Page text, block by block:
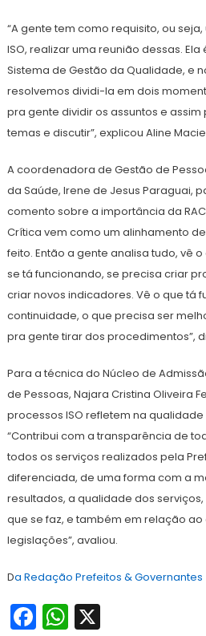
“A gente tem como requisito, ou
ISO, realizar uma reunião dessas.
Sistema de Gestão da Qualidade, e
resolvemos dividi-la em dois
pra gente dividir os assuntos e
temas e discutir”, explicou Aline
A coordenadora de Gestão de
da Saúde, Irene de Jesus Paraguai,
comento sobre a importância da
Crítica vem como um alinhamento
feito. Então a gente analisa tudo, vê
se tá funcionando, se precisa criar
criar novos indicadores. Vê o que tá
continuidade, o que precisa ser
pra gente tirar dos procedimentos”,
Para a técnica do Núcleo de
de Pessoas, Najara Cristina Oliveira
processos ISO refletem na
“Contribui com a transparência de
todos os serviços realizados pela
diferenciada, de uma forma com a
resultados, a qualidade dos
que se faz, e também em relação
legislações”, avaliou.
Da Redação Prefeitos & Governantes
Facebook
WhatsApp
X